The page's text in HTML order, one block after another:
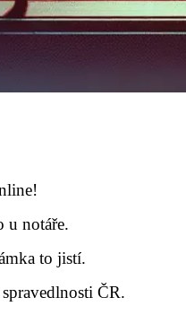
u notáře.
to jistí.
ČR.